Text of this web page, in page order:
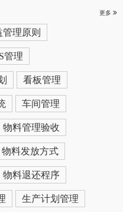
更多
管理原则
管理
看板管理
车间管理
物料管理验收
物料发放方式
物料退还程序
生产计划管理